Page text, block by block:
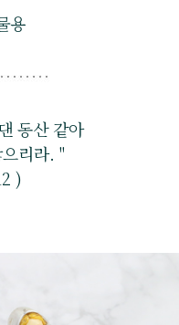
용
동산 같아
리라. "
)